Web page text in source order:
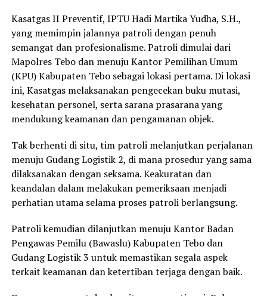
Kasatgas II Preventif, IPTU Hadi Martika Yudha, S.H.,
yang memimpin jalannya patroli dengan penuh
semangat dan profesionalisme. Patroli dimulai dari
Mapolres Tebo dan menuju Kantor Pemilihan Umum
(KPU) Kabupaten Tebo sebagai lokasi pertama. Di lokasi
ini, Kasatgas melaksanakan pengecekan buku mutasi,
kesehatan personel, serta sarana prasarana yang
mendukung keamanan dan pengamanan objek.
Tak berhenti di situ, tim patroli melanjutkan perjalanan
menuju Gudang Logistik 2, di mana prosedur yang sama
dilaksanakan dengan seksama. Keakuratan dan
keandalan dalam melakukan pemeriksaan menjadi
perhatian utama selama proses patroli berlangsung.
Patroli kemudian dilanjutkan menuju Kantor Badan
Pengawas Pemilu (Bawaslu) Kabupaten Tebo dan
Gudang Logistik 3 untuk memastikan segala aspek
terkait keamanan dan ketertiban terjaga dengan baik.